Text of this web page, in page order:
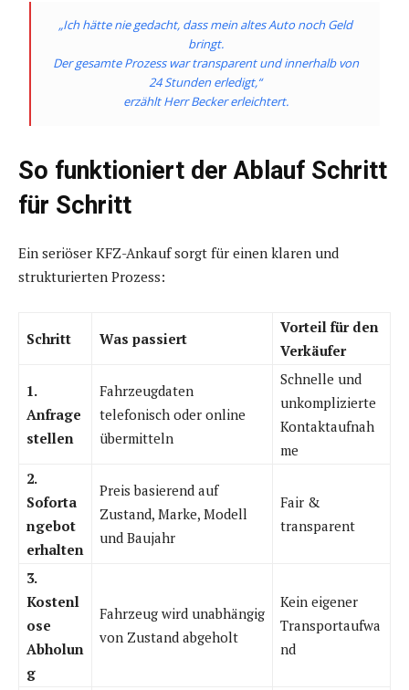
„Ich hätte nie gedacht, dass mein altes Auto noch Geld
bringt.
Der gesamte Prozess war transparent und innerhalb von
24 Stunden erledigt,“
erzählt Herr Becker erleichtert.
So funktioniert der Ablauf Schritt
für Schritt
Ein seriöser KFZ-Ankauf sorgt für einen klaren und
strukturierten Prozess:
Schritt Was passiert
Vorteil für den
Verkäufer
1.
Anfrage
stellen
Fahrzeugdaten
telefonisch oder online
übermitteln
Schnelle und
unkomplizierte
Kontaktaufnah
me
2.
Soforta
ngebot
erhalten
Preis basierend auf
Zustand, Marke, Modell
und Baujahr
Fair &
transparent
3.
Kostenl
ose
Abholun
g
Fahrzeug wird unabhängig
von Zustand abgeholt
Kein eigener
Transportaufwa
nd